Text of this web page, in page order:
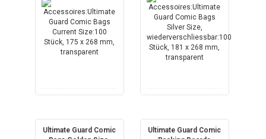
Ultimate Guard Comic
Ultimate Guard Comic